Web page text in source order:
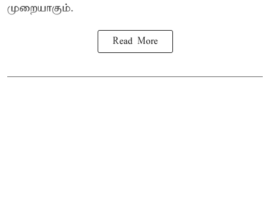
முறையாகும்.
Read More